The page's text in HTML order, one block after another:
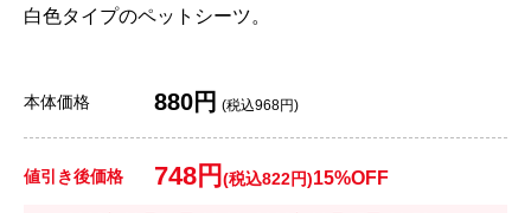
白色タイプのペットシーツ。
本体価格 880円 (税込968円)
値引き後価格 748円 (税込822円)15%OFF